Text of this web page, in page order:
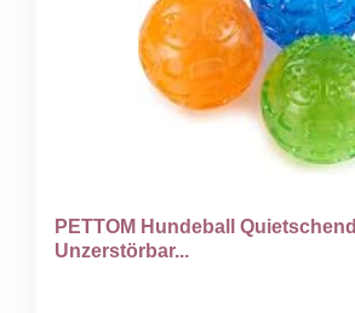
PETTOM Hundeball Quietschend
Unzerstörbar...